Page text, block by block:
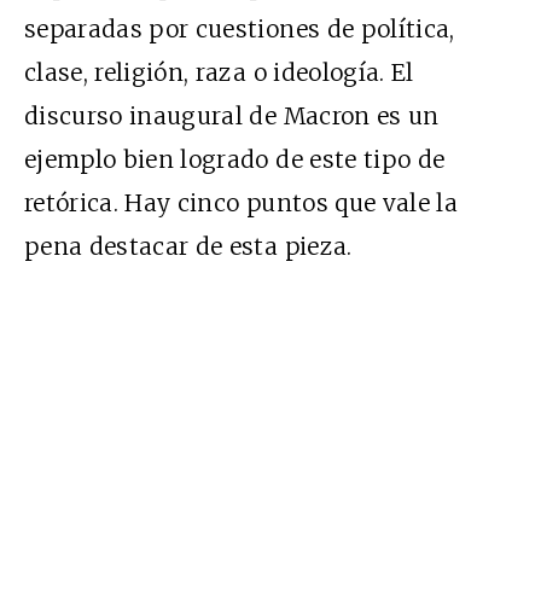
separadas por cuestiones de política,
clase, religión, raza o ideología. El
discurso inaugural de Macron es un
ejemplo bien logrado de este tipo de
retórica. Hay cinco puntos que vale la
pena destacar de esta pieza.